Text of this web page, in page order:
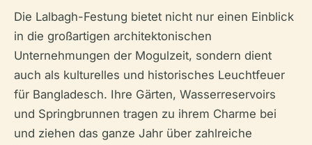
Die Lalbagh-Festung bietet nicht nur einen Einblick
in die großartigen architektonischen
Unternehmungen der Mogulzeit, sondern dient
auch als kulturelles und historisches Leuchtfeuer
für Bangladesch. Ihre Gärten, Wasserreservoirs
und Springbrunnen tragen zu ihrem Charme bei
und ziehen das ganze Jahr über zahlreiche